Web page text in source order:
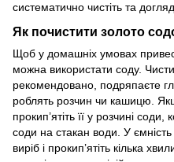
систематично чистіть та
Як почистити золото
Щоб у домашніх умовах
можна використати соду.
рекомендовано, подряпаєте
роблять розчин чи кашицю.
прокип’ятіть її у розчині
соди на стакан води. У
виріб і прокип’ятіть кілька